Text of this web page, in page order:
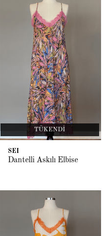
TÜKENDI
SEI
Dantelli Askılı Elbise